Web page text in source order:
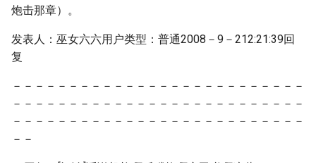
炮击那章）。
发表人：巫女六六用户类型：普通2008－9－212:21:39回
复
－－－－－－－－－－－－－－－－－－－－－－－－－－
－－－－－－－－－－－－－－－－－－－－－－－－－－
－－－－－－－－－－－－－－－－－－－－－－－－－－
－－